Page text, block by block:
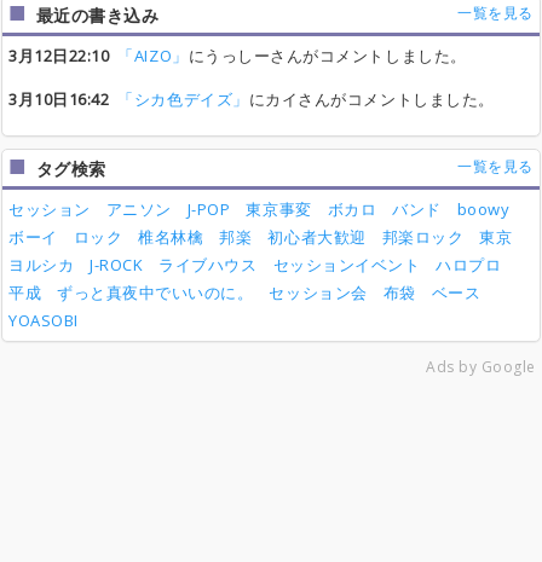
最近の書き込み 一覧を見る
3月12日22:10 「AIZO」 にうっしーさんがコメントしました。
3月10日16:42
「シカ色デイズ」 にカイさんがコメントしました。
タグ検索 一覧を見る
セッション アニソン J-POP 東京事変 ボカロ バンド
boowy
ボーイ
ロック 椎名林檎 邦楽 初心者大歓迎 邦楽ロック
東京
ヨルシカ
J-ROCK ライブハウス セッションイベント
ハロプロ
平成
ずっと真夜中でいいのに。 セッション会 布袋
ベース
YOASOBI
Ads by Google